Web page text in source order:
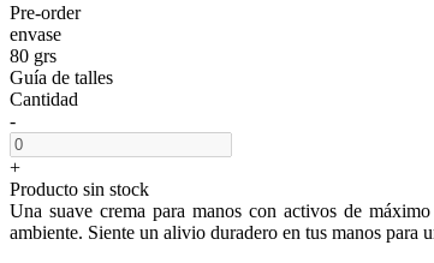
Pre-order
envase
80 grs
Guía de talles
Cantidad
-
+
Producto sin stock
Una suave crema para manos con activos de
ambiente. Siente un alivio duradero en tus manos para